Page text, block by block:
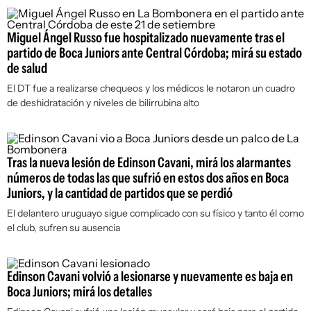
Miguel Ángel Russo fue hospitalizado nuevamente tras el
partido de Boca Juniors ante Central Córdoba; mirá su estado
de salud
El DT fue a realizarse chequeos y los médicos le notaron un cuadro
de deshidratación y niveles de bilirrubina alto
Tras la nueva lesión de Edinson Cavani, mirá los alarmantes
números de todas las que sufrió en estos dos años en Boca
Juniors, y la cantidad de partidos que se perdió
El delantero uruguayo sigue complicado con su físico y tanto él como
el club, sufren su ausencia
Edinson Cavani volvió a lesionarse y nuevamente es baja en
Boca Juniors; mirá los detalles